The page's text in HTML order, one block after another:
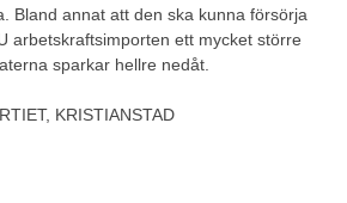
Bland annat att den ska kunna försörja
arbetskraftsimporten ett mycket större
sparkar hellre nedåt.
KRISTIANSTAD